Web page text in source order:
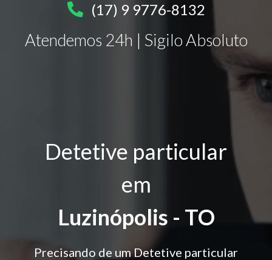
(17) 9 9776-8132
Atendemos 24h | Sigilo Absoluto
Detetive particular
em
Luzinópolis - TO
Precisando de um Detetive particular